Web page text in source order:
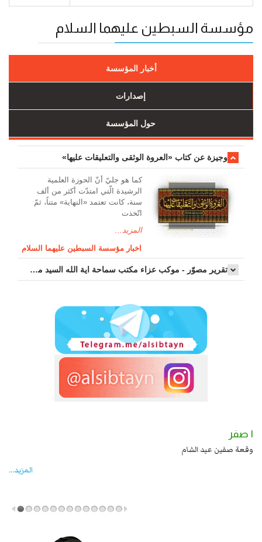
مؤسسة السبطين عليهما السلام
أخبار المؤسسة
إصدارات
حول المؤسسة
وجیزة عن کتاب «العروة الوثقی والتعلیقات علیها»
کما هو جليّ أنّ الحوزة العلمیة
الرشیدة الّتي امتدّت أكثر من ألف
سنة، كانت تعتمد «النهاية» متناً، ثمّ
اتّخذت
المزيد...
اخبار مؤسسة السبطين عليهما السلام
تقرير مصوّر - موكب عزاء مکتب سماحة اية الله السيد مرتضى الموسوي الاصفهاني في يوم إستشهاد السيدة فاطم...
علي بن الحسين عليهما السلام قتل صاحب الزنج